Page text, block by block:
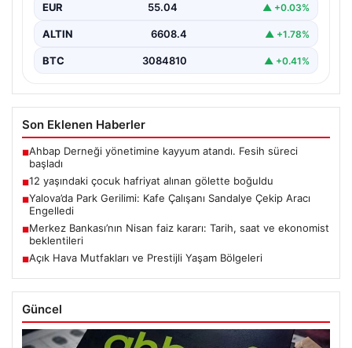
EUR 55.04 ▲ +0.03%
ALTIN 6608.4 ▲ +1.78%
BTC 3084810 ▲ +0.41%
Son Eklenen Haberler
■Ahbap Derneği yönetimine kayyum atandı. Fesih süreci
başladı
■12 yaşındaki çocuk hafriyat alınan gölette boğuldu
■Yalova’da Park Gerilimi: Kafe Çalışanı Sandalye Çekip Aracı
Engelledi
■Merkez Bankası’nın Nisan faiz kararı: Tarih, saat ve ekonomist
beklentileri
■Açık Hava Mutfakları ve Prestijli Yaşam Bölgeleri
Güncel